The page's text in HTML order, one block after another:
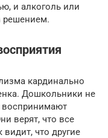
и алкоголь или
решением.
кардинально
Дошкольники не
воспринимают
верят, что все
что другие